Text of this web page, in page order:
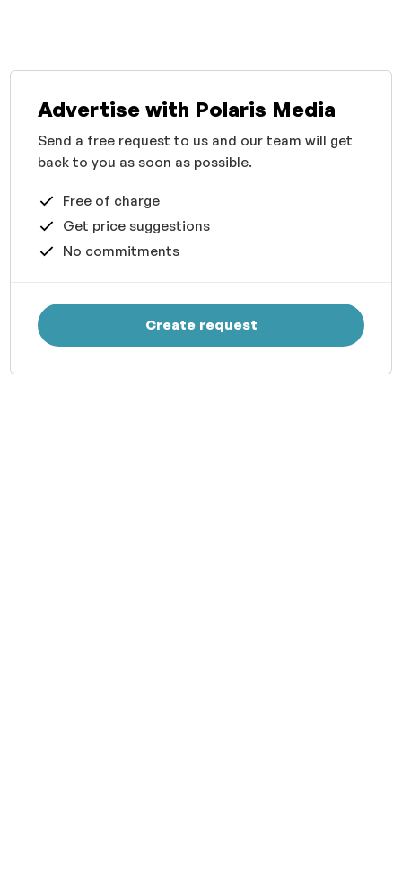
Advertise with Polaris Media
Send a free request to us and our team will get
back to you as soon as possible.
Free of charge
Get price suggestions
No commitments
Create request